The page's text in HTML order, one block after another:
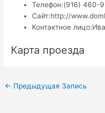
Телефон:(916) 460-
Сайт:http://
Контактное лицо:
Карта проезда
Навигация
← Предыдущая Запись